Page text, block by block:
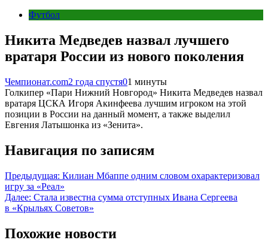
Футбол
Никита Медведев назвал лучшего
вратаря России из нового поколения
Чемпионат.com2 года спустя01 минуты
Голкипер «Пари Нижний Новгород» Никита Медведев назвал
вратаря ЦСКА Игоря Акинфеева лучшим игроком на этой
позиции в России на данный момент, а также выделил
Евгения Латышонка из «Зенита».
Навигация по записям
Предыдущая: Килиан Мбаппе одним словом охарактеризовал
игру за «Реал»
Далее: Стала известна сумма отступных Ивана Сергеева
в «Крыльях Советов»
Похожие новости